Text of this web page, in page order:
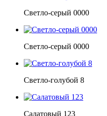
Светло-серый 0000
Светло-серый 0000
Светло-голубой 8
Салатовый 123